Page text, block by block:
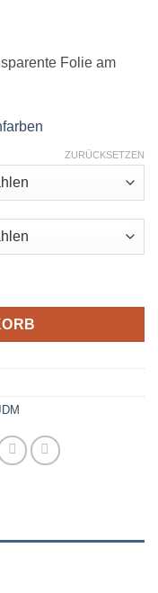
Folie am
ZURÜCKSETZEN